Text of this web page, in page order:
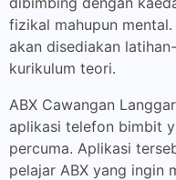
fizikal mahupun
akan disediakan
kurikulum teori.
ABX Cawangan
aplikasi telefon bimbit
percuma. Aplikasi
pelajar ABX yang ingin